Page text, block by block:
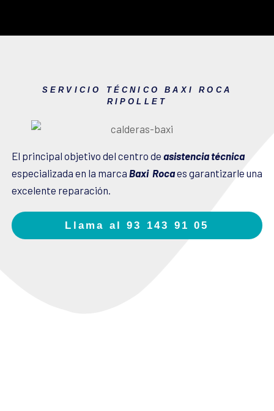
SERVICIO TÉCNICO BAXI ROCA
RIPOLLET
El principal objetivo del centro de asistencia técnica
especializada en la marca Baxi Rocaes garantizarle una
excelente reparación.
Llama al 93 143 91 05